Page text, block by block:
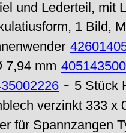
und Lederteil, mit
1 Bild,
7,94 mm
- 5 Stück
verzinkt 333 x
für Spannzangen